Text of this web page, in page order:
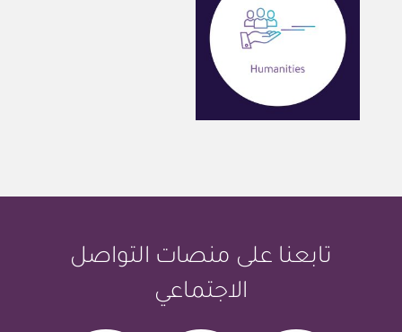
تابعنا على منصات التواصل
الاجتماعي